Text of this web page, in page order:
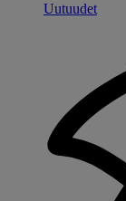
Uutuudet